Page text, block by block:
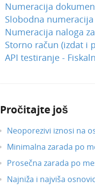
Numeracija
Slobodna
Numeracija naloga
Storno račun (izdat i
API testiranje -
Pročitajte još
Neoporezivi iznosi na
Minimalna zarada po
Prosečna zarada po
Najniža i najviša